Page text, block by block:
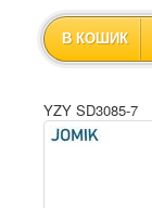
В КОШИК
YZY SD3085-7